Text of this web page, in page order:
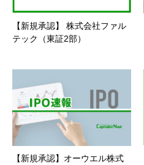
【新規承認】 株式会社ファル
テック（東証2部）
【新規承認】オーウエル株式